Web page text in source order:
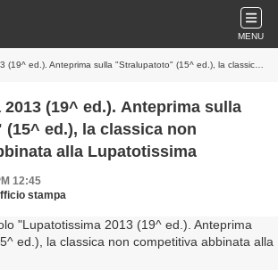
MENU
sulla "Stralupatoto" (15^ ed.), la classica non competitiva abbinata alla Lupatotissima
(19^ ed.). Anteprima sulla
ed.), la classica non
alla Lupatotissima
12:45
stampa